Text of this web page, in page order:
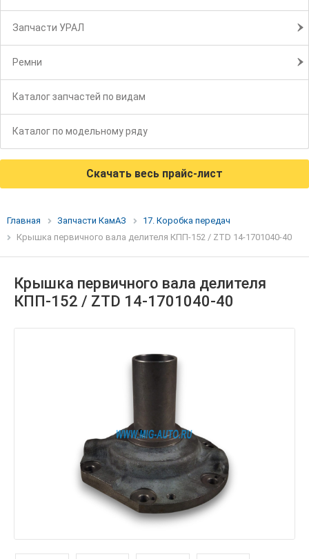
Запчасти УРАЛ
Ремни
Каталог запчастей по видам
Каталог по модельному ряду
Скачать весь прайс-лист
Главная Запчасти КамАЗ
17. Коробка передач
Крышка первичного вала делителя КПП-152 / ZTD 14-1701040-40
Крышка первичного вала делителя
КПП-152 / ZTD 14-1701040-40